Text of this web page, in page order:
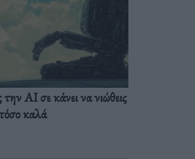
την AI σε κάνει να νιώθεις
καλά